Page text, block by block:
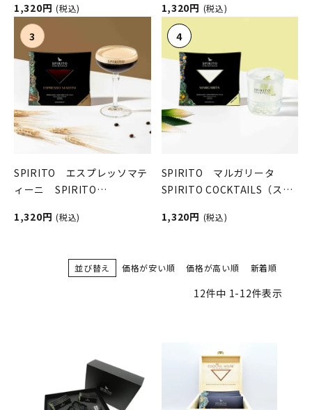
クテルズ）
1,320円 (税込) 1,320円 (税込)
SPIRITO エスプレッソマテ
ィーニ SPIRITO
クテルズ）
1,320円 (税込)
SPIRITO マルガリータ
SPIRITO COCKTAILS（スピ
1,320円 (税込)
並び替え 価格が安い順 価格が高い順 新着順
12件中 1-12件表示